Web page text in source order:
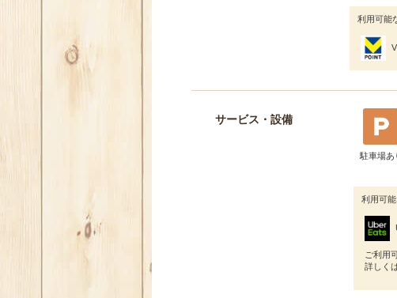
利用可能
サービス・設備
駐車場あ
利用可
ご利用
詳しく